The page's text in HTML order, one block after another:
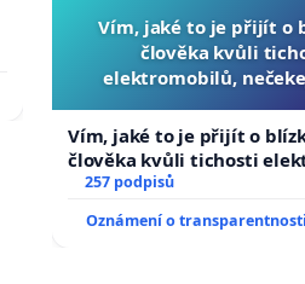
Vím, jaké to je přijít o
člověka kvůli
elektromobilů,
auta!
Vím, jaké to je přijít o
člověka kvůli tichosti
nečekejme, až přibydou
257 podpisů
Oznámení o transparentnosti